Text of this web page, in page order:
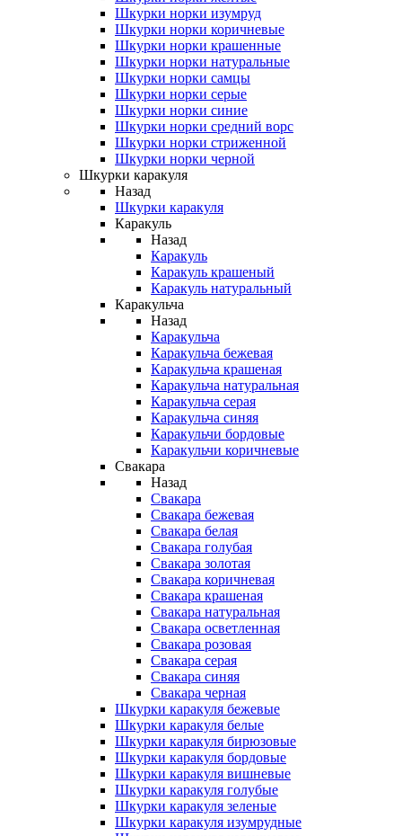
Шкурки норки изумруд
Шкурки норки коричневые
Шкурки норки крашенные
Шкурки норки натуральные
Шкурки норки самцы
Шкурки норки серые
Шкурки норки синие
Шкурки норки средний ворс
Шкурки норки стриженной
Шкурки норки черной
Шкурки каракуля
Назад
Шкурки каракуля
Каракуль
Назад
Каракуль
Каракуль крашеный
Каракуль натуральный
Каракульча
Назад
Каракульча
Каракульча бежевая
Каракульча крашеная
Каракульча натуральная
Каракульча серая
Каракульча синяя
Каракульчи бордовые
Каракульчи коричневые
Свакара
Назад
Свакара
Свакара бежевая
Свакара белая
Свакара голубая
Свакара золотая
Свакара коричневая
Свакара крашеная
Свакара натуральная
Свакара осветленная
Свакара розовая
Свакара серая
Свакара синяя
Свакара черная
Шкурки каракуля бежевые
Шкурки каракуля белые
Шкурки каракуля бирюзовые
Шкурки каракуля бордовые
Шкурки каракуля вишневые
Шкурки каракуля голубые
Шкурки каракуля зеленые
Шкурки каракуля изумрудные